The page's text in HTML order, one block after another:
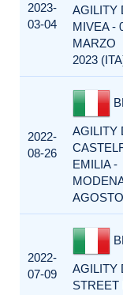
2023-
03-04
AGILITY
MIVEA -
MARZO
2023
2022-
08-26
AGILITY
EMILIA -
2022-
07-09
AGILITY
STREET